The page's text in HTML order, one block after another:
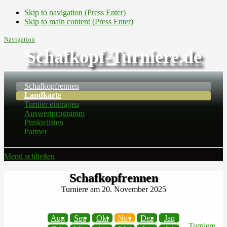
Skip to navigation (Press Enter)
Skip to main content (Press Enter)
Navigation
Schafkopf-Turniere.de
Schafkopfrennen
Landkarte
Turnier eintragen
Auswertprogramm
Punktelisten
Partner
Menü schließen
Schafkopfrennen
Turniere am 20. November 2025
Aug Sep Okt Nov Dez
Jan